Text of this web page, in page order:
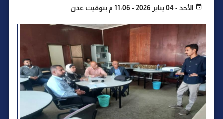
الأحد - 04 يناير 2026 - 11:06 م بتوقيت عدن